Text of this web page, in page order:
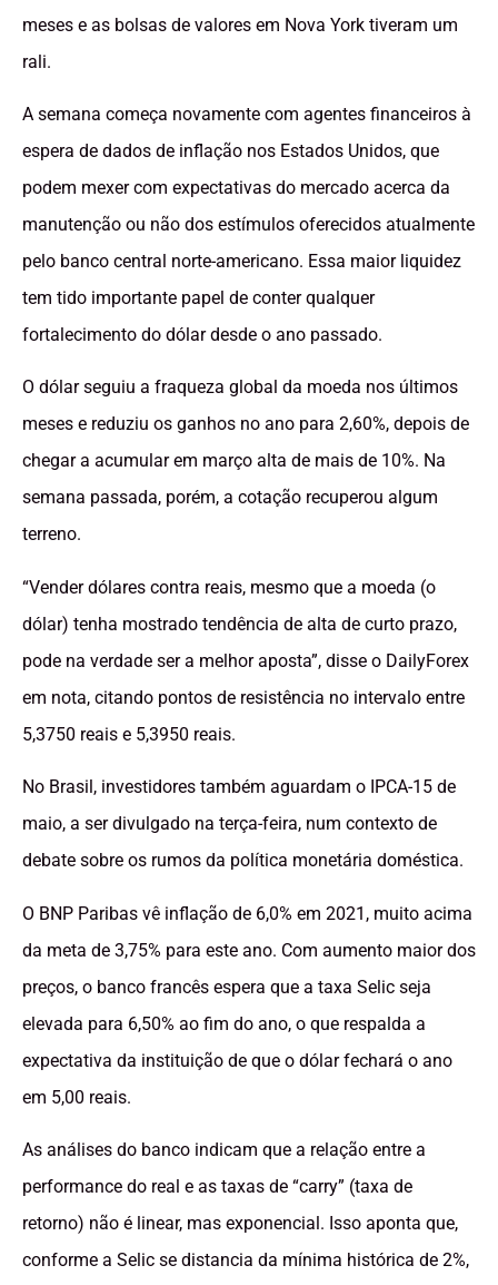
meses e as bolsas de valores em Nova York tiveram um
rali.
A semana começa novamente com agentes financeiros à
espera de dados de inflação nos Estados Unidos, que
podem mexer com expectativas do mercado acerca da
manutenção ou não dos estímulos oferecidos atualmente
pelo banco central norte-americano. Essa maior liquidez
tem tido importante papel de conter qualquer
fortalecimento do dólar desde o ano passado.
O dólar seguiu a fraqueza global da moeda nos últimos
meses e reduziu os ganhos no ano para 2,60%, depois de
chegar a acumular em março alta de mais de 10%. Na
semana passada, porém, a cotação recuperou algum
terreno.
“Vender dólares contra reais, mesmo que a moeda (o
dólar) tenha mostrado tendência de alta de curto prazo,
pode na verdade ser a melhor aposta”, disse o DailyForex
em nota, citando pontos de resistência no intervalo entre
5,3750 reais e 5,3950 reais.
No Brasil, investidores também aguardam o IPCA-15 de
maio, a ser divulgado na terça-feira, num contexto de
debate sobre os rumos da política monetária doméstica.
O BNP Paribas vê inflação de 6,0% em 2021, muito acima
da meta de ​3,75% para este ano. Com aumento maior dos
preços, o banco francês espera que a taxa Selic seja
elevada para 6,50% ao fim do ano, o que respalda a
expectativa da instituição de que o dólar fechará o ano
em 5,00 reais.
As análises do banco indicam que a relação entre a
performance do real e as taxas de “carry” (taxa de
retorno) não é linear, mas exponencial. Isso aponta que,
conforme a Selic se distancia da mínima histórica de 2%,